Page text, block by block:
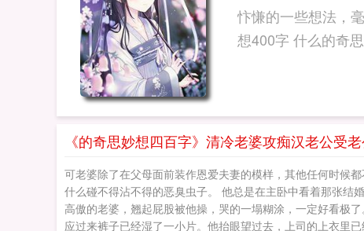
忭慊的一些想法，毫无逻辑可言，爽就完事
想400字 什么的奇
《的奇思妙想四百字》清冷老婆攻痴汉老公受
可老婆除了在父母面前装作恩爱夫妻的模样，其他任何时候
什么碰不得沾不得的恶臭虫子。 他总是在主卧中看着那张结
高傲的老婆，翘起屁股被他操，哭的一塌糊涂，一定好看极
应过来裤子已经湿了一小片。他抬眼望过去，上司的上衣里